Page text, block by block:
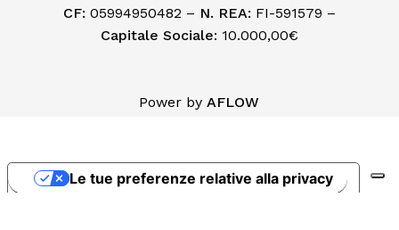
CF: 05994950482 – N. REA: FI-591579 –
Capitale Sociale: 10.000,00€
Power byAFLOW
Le tue preferenze relative alla privacy